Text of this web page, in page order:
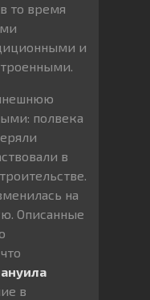
то время
и
полвека
в
на
Описанные
в